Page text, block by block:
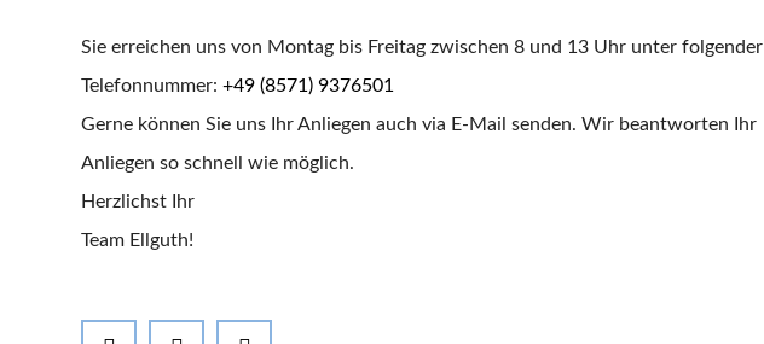
Sie erreichen uns von Montag bis Freitag zwischen 8 und 13 Uhr unter folgender
Telefonnummer:+49 (8571) 9376501
Gerne können Sie uns Ihr Anliegen auch via E-Mail senden. Wir beantworten Ihr
Anliegen so schnell wie möglich.
Herzlichst Ihr
Team Ellguth!